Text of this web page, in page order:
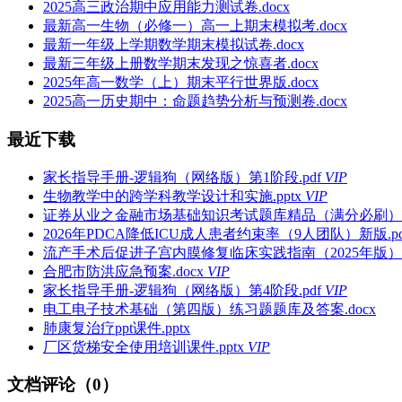
2025高三政治期中应用能力测试卷.docx
最新高一生物（必修一）高一上期末模拟考.docx
最新一年级上学期数学期末模拟试卷.docx
最新三年级上册数学期末发现之惊喜者.docx
2025年高一数学（上）期末平行世界版.docx
2025高一历史期中：命题趋势分析与预测卷.docx
最近下载
家长指导手册-逻辑狗（网络版）第1阶段.pdf VIP
生物教学中的跨学科教学设计和实施.pptx VIP
证券从业之金融市场基础知识考试题库精品（满分必刷
2026年PDCA降低ICU成人患者约束率（9人团队）新版
流产手术后促进子宫内膜修复临床实践指南（2025年版
合肥市防洪应急预案.docx VIP
家长指导手册-逻辑狗（网络版）第4阶段.pdf VIP
电工电子技术基础（第四版）练习题题库及答案.docx
肺康复治疗ppt课件.pptx
厂区货梯安全使用培训课件.pptx VIP
文档评论（0）